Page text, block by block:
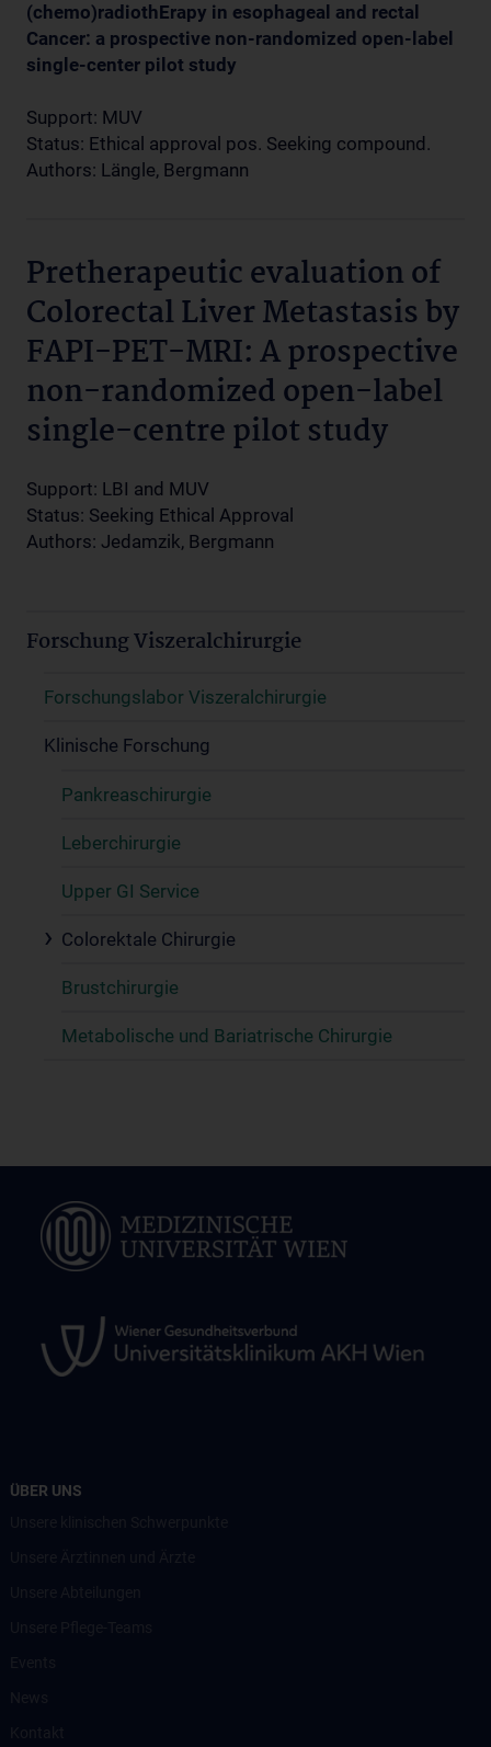
(chemo)radiothErapy in esophageal and rectal
Cancer: a prospective non-randomized open-label
single-center pilot study
Support: MUV
Status: Ethical approval pos. Seeking compound.
Authors: Längle, Bergmann
Pretherapeutic evaluation of
Colorectal Liver Metastasis by
FAPI-PET-MRI: A prospective
non-randomized open-label
single-centre pilot study
Support: LBI and MUV
Status: Seeking Ethical Approval
Authors: Jedamzik, Bergmann
Forschung Viszeralchirurgie
Forschungslabor Viszeralchirurgie
Klinische Forschung
Pankreaschirurgie
Leberchirurgie
Upper GI Service
Colorektale Chirurgie
Brustchirurgie
Metabolische und Bariatrische Chirurgie
ÜBER UNS